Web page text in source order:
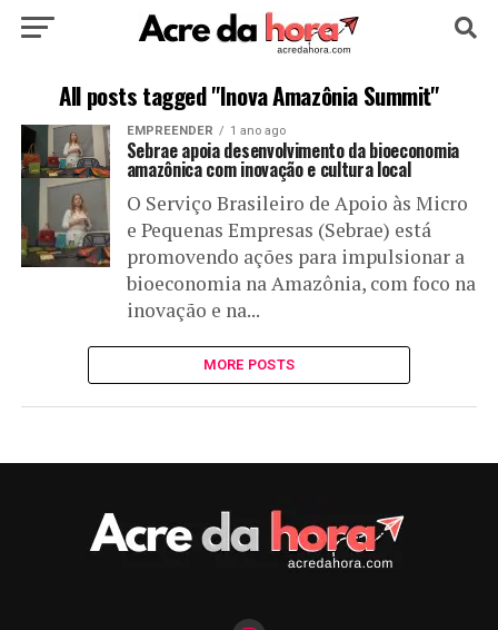
HOME POLÍTICA CULTURA ESPORTE
EDUCAÇÃO NOTÍCIA MUNDO
All posts tagged "Inova Amazônia Summit"
EMPREENDER 1 ano ago
Sebrae apoia desenvolvimento da bioeconomia
amazônica com inovação e cultura local
O Serviço Brasileiro de Apoio às Micro
e Pequenas Empresas (Sebrae) está
promovendo ações para impulsionar a
bioeconomia na Amazônia, com foco na
inovação e na...
MORE POSTS